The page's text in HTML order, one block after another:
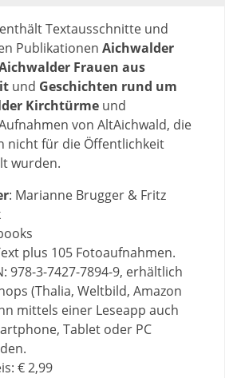
Textausschnitte und
PublikationenAichwalder
Frauen aus
und Geschichten rund um
Kirchtürme und
von AltAichwald, die
nicht für die Öffentlichkeit
wurden.
: Marianne Brugger & Fritz
plus 105 Fotoaufnahmen.
978-3-7427-7894-9, erhältlich
(Thalia, Weltbild, Amazon
mittels einer Leseapp auch
Tablet oder PC
€ 2,99